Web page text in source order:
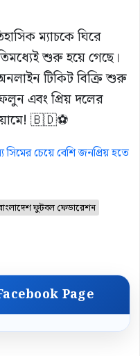
ম্যাচকে ঘিরে
শুরু হয়ে গেছে।
টিকিট বিক্রি শুরু
এবং প্রিয় দলের
🇧🇩⚽
চেয়ে বেশি জনপ্রিয় হতে
ফুটবল ফেডারেশন
Page